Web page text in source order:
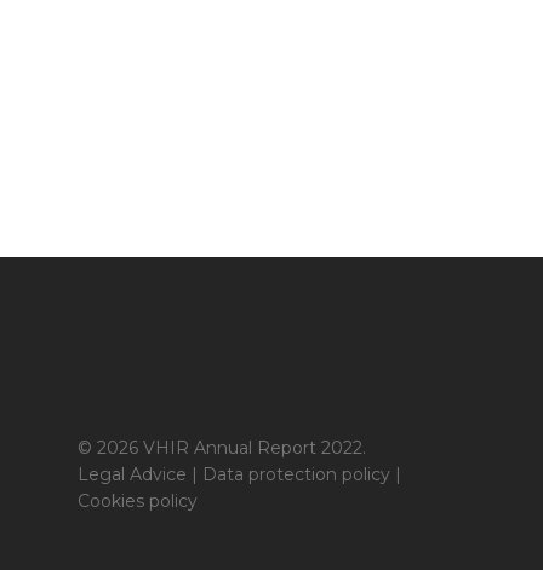
© 2026 VHIR Annual Report 2022.
Legal Advice | Data protection policy |
Cookies policy